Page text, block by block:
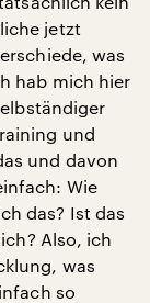
jetzt
was
hab mich hier
und
und davon
Wie
das? Ist das
Also, ich
was
so